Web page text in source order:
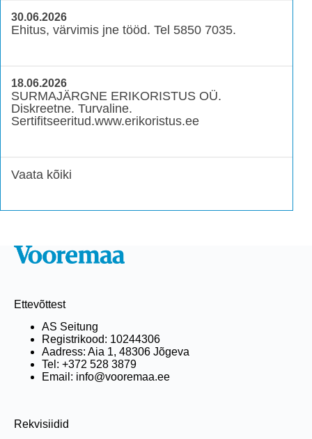
30.06.2026
Ehitus, värvimis jne tööd. Tel 5850 7035.
18.06.2026
SURMAJÄRGNE ERIKORISTUS OÜ.
Diskreetne. Turvaline.
Sertifitseeritud.www.erikoristus.ee
Vaata kõiki
Ettevõttest
AS Seitung
Registrikood: 10244306
Aadress: Aia 1, 48306 Jõgeva
Tel: +372 528 3879
Email: info@vooremaa.ee
Rekvisiidid